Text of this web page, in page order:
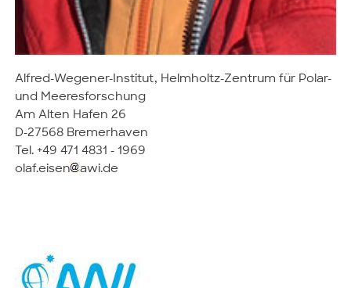
Alfred-Wegener-Institut, Helmholtz-Zentrum für Polar-
und Meeresforschung
Am Alten Hafen 26
D-27568 Bremerhaven
Tel. +49 471 4831 - 1969
olaf.eisen
awi.de